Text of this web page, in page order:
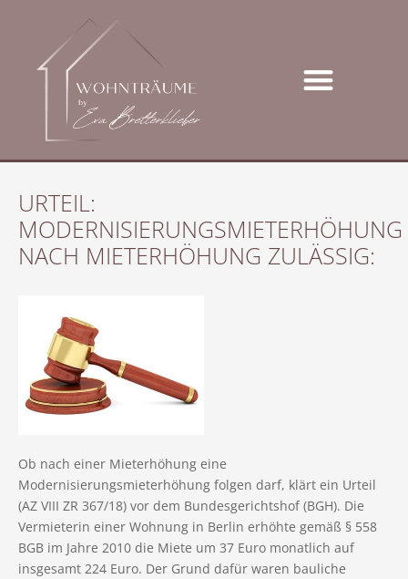
URTEIL:
MODERNISIERUNGSMIETERHÖHUNG
NACH MIETERHÖHUNG ZULÄSSIG:
Ob nach einer Mieterhöhung eine
Modernisierungsmieterhöhung folgen darf, klärt ein Urteil
(AZ VIII ZR 367/18) vor dem Bundesgerichtshof (BGH). Die
Vermieterin einer Wohnung in Berlin erhöhte gemäß § 558
BGB im Jahre 2010 die Miete um 37 Euro monatlich auf
insgesamt 224 Euro. Der Grund dafür waren bauliche